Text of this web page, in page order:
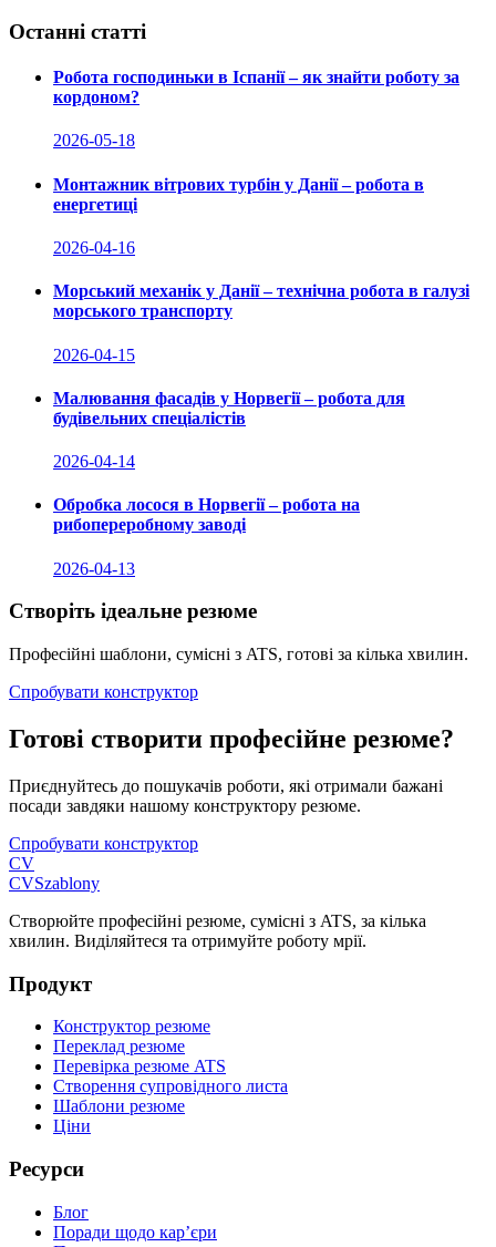
Останні статті
Робота господиньки в Іспанії – як знайти роботу за
кордоном?
2026-05-18
Монтажник вітрових турбін у Данії – робота в
енергетиці
2026-04-16
Морський механік у Данії – технічна робота в галузі
морського транспорту
2026-04-15
Малювання фасадів у Норвегії – робота для
будівельних спеціалістів
2026-04-14
Обробка лосося в Норвегії – робота на
рибопереробному заводі
2026-04-13
Створіть ідеальне резюме
Професійні шаблони, сумісні з ATS, готові за кілька хвилин.
Спробувати конструктор
Готові створити професійне резюме?
Приєднуйтесь до пошукачів роботи, які отримали бажані
посади завдяки нашому конструктору резюме.
Спробувати конструктор
CV
CVSzablony
Створюйте професійні резюме, сумісні з ATS, за кілька
хвилин. Виділяйтеся та отримуйте роботу мрії.
Продукт
Конструктор резюме
Переклад резюме
Перевірка резюме ATS
Створення супровідного листа
Шаблони резюме
Ціни
Ресурси
Блог
Поради щодо кар’єри